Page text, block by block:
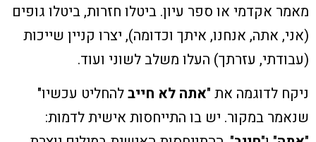
מאמר אקדמי או ספר עיון. ביטלו חזרות, ביטלו גופים
(אני, אתה, אנחנו, איתך וכדומה), יצרו קניין שייכות
(עבודתי, עזרתך) העלו משלב לשוני ועוד.
ניקח לדוגמה את "אתה לא חייבלהחליט עכשיו"
שנאמר במקור. יש בו התייחסות אישית לדמות: